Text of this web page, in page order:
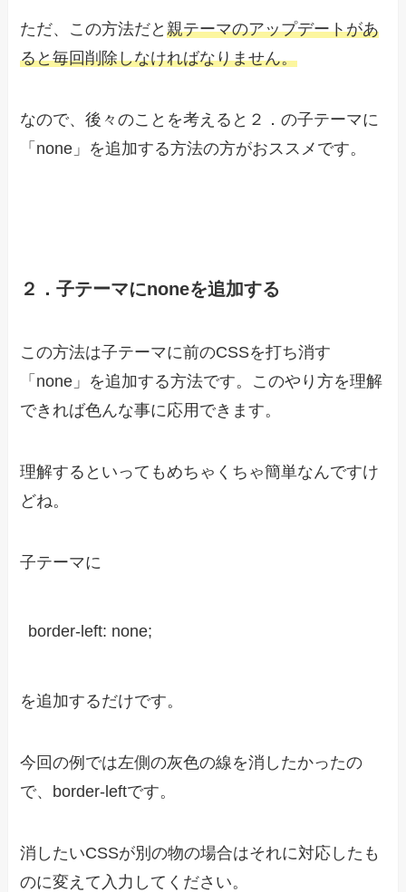
ただ、この方法だと親テーマのアップデートがあ
ると毎回削除しなければなりません。
なので、後々のことを考えると２．の子テーマに
「none」を追加する方法の方がおススメです。
２．子テーマにnoneを追加する
この方法は子テーマに前のCSSを打ち消す
「none」を追加する方法です。このやり方を理解
できれば色んな事に応用できます。
理解するといってもめちゃくちゃ簡単なんですけ
どね。
子テーマに
border-left: none;
を追加するだけです。
今回の例では左側の灰色の線を消したかったの
で、border-leftです。
消したいCSSが別の物の場合はそれに対応したも
のに変えて入力してください。